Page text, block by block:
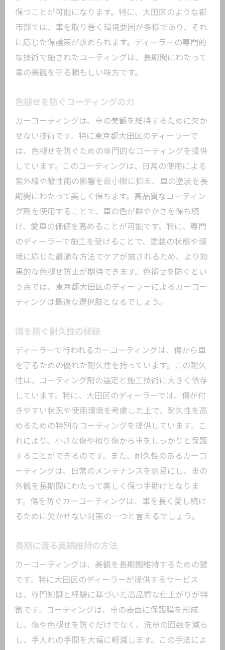
保つことが可能になります。特に、大田区のような都
市部では、車を取り巻く環境要因が多様であり、それ
に応じた保護策が求められます。ディーラーの専門的
な技術で施されたコーティングは、長期間にわたって
車の美観を守る頼もしい味方です。
色褪せを防ぐコーティングの力
カーコーティングは、車の美観を維持するために欠か
せない技術です。特に東京都大田区のディーラーで
は、色褪せを防ぐための専門的なコーティングを提供
しています。このコーティングは、日常の使用による
紫外線や酸性雨の影響を最小限に抑え、車の塗装を長
期間にわたって美しく保ちます。高品質なコーティン
グ剤を使用することで、車の色が鮮やかさを保ち続
け、愛車の価値を高めることが可能です。特に、専門
のディーラーで施工を受けることで、塗装の状態や環
境に応じた最適な方法でケアが施されるため、より効
果的な色褪せ防止が期待できます。色褪せを防ぐとい
う点では、東京都大田区のディーラーによるカーコー
ティングは最適な選択肢となるでしょう。
傷を防ぐ耐久性の秘訣
ディーラーで行われるカーコーティングは、傷から車
を守るための優れた耐久性を持っています。この耐久
性は、コーティング剤の選定と施工技術に大きく依存
しています。特に、大田区のディーラーでは、傷が付
きやすい状況や使用環境を考慮した上で、耐久性を高
めるための特別なコーティングを提供しています。こ
れにより、小さな傷や擦り傷から車をしっかりと保護
することができるのです。また、耐久性のあるカーコ
ーティングは、日常のメンテナンスを容易にし、車の
外観を長期間にわたって美しく保つ手助けとなりま
す。傷を防ぐカーコーティングは、車を長く愛し続け
るために欠かせない対策の一つと言えるでしょう。
長期に渡る美観維持の方法
カーコーティングは、美観を長期間維持するための鍵
です。特に大田区のディーラーが提供するサービス
は、専門知識と経験に基づいた高品質な仕上がりが特
徴です。コーティングは、車の表面に保護膜を形成
し、傷や色褪せを防ぐだけでなく、洗車の回数を減ら
し、手入れの手間を大幅に軽減します。この手法によ